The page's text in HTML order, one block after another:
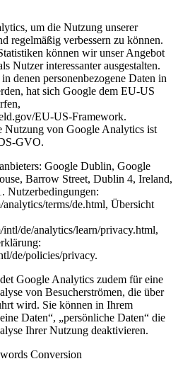
um die Nutzung unserer
regelmäßig verbessern zu können.
können wir unser Angebot
Nutzer interessanter ausgestalten.
denen personenbezogene Daten in
hat sich Google dem EU-US
EU-US-Framework.
Nutzung von Google Analytics ist
GVO.
Google Dublin, Google
Barrow Street, Dublin 4, Ireland,
Nutzerbedingungen:
terms/de.html, Übersicht
de/analytics/learn/privacy.html,
de/policies/privacy.
Google Analytics zudem für eine
von Besucherströmen, die über
wird. Sie können in Ihrem
Daten“, „persönliche Daten“ die
Ihrer Nutzung deaktivieren.
Conversion